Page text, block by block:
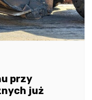
przy
już